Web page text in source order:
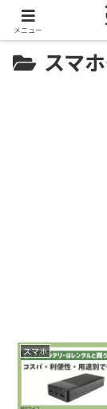
スマ
スマホ
メニュー